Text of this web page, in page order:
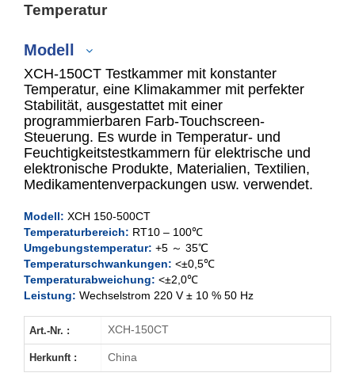
Temperatur
Modell
XCH-150CT
XCH-250CT
XCH-500CT
XCH-150CT Testkammer mit konstanter
Temperatur, eine Klimakammer mit perfekter
Stabilität, ausgestattet mit einer
programmierbaren Farb-Touchscreen-
Steuerung. Es wurde in Temperatur- und
Feuchtigkeitstestkammern für elektrische und
elektronische Produkte, Materialien, Textilien,
Medikamentenverpackungen usw. verwendet.
Modell: XCH 150-500CT
Temperaturbereich: RT10 – 100℃
Umgebungstemperatur: +5 ～ 35℃
Temperaturschwankungen: <±0,5℃
Temperaturabweichung: <±2,0℃
Leistung: Wechselstrom 220 V ± 10 % 50 Hz
Art.-Nr. : XCH-150CT
Herkunft : China